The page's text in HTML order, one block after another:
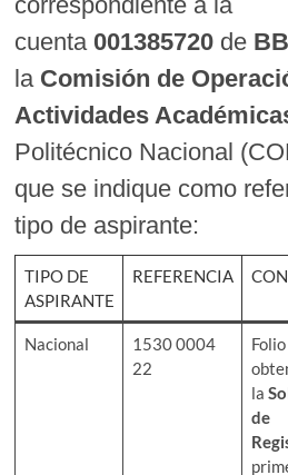
cuenta 001385720 de
la Comisión de
Actividades
Politécnico Nacional
que se indique como
tipo de aspirante:
TIPO DE
ASPIRANTE
REFERENCIA
Nacional
1530 0004
22
Folio
la
de